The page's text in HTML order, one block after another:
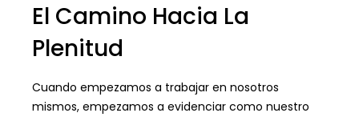
El Camino Hacia La
Plenitud
Cuando empezamos a trabajar en nosotros
mismos, empezamos a evidenciar como nuestro